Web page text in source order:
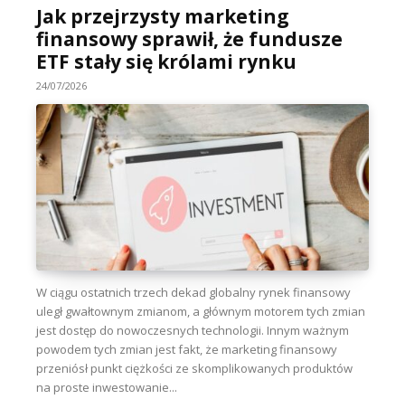
Jak przejrzysty marketing
finansowy sprawił, że fundusze
ETF stały się królami rynku
24/07/2026
W ciągu ostatnich trzech dekad globalny rynek finansowy
uległ gwałtownym zmianom, a głównym motorem tych zmian
jest dostęp do nowoczesnych technologii. Innym ważnym
powodem tych zmian jest fakt, że marketing finansowy
przeniósł punkt ciężkości ze skomplikowanych produktów
na proste inwestowanie...